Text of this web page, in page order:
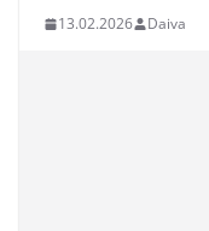
13.02.2026 Daiva